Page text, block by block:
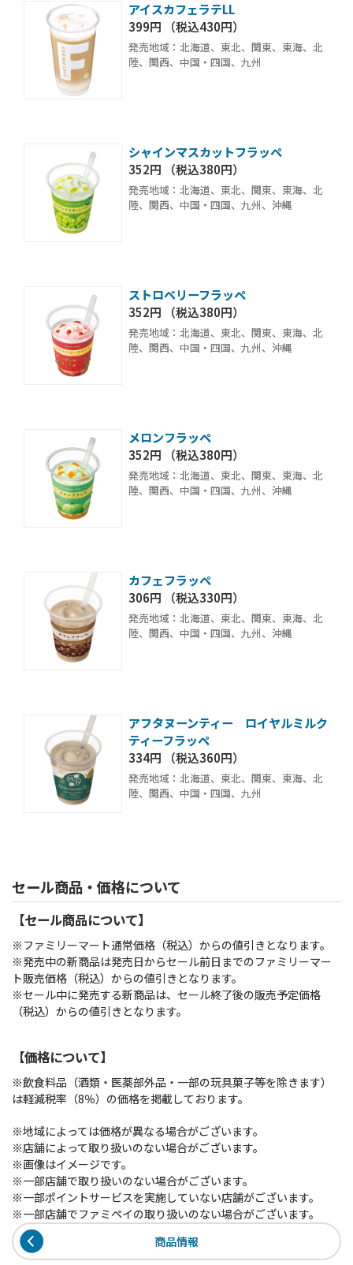
アイスカフェラテLL
399円 （税込430円）
発売地域：北海道、東北、関東、東海、北
陸、関西、中国・四国、九州
シャインマスカットフラッペ
352円 （税込380円）
発売地域：北海道、東北、関東、東海、北
陸、関西、中国・四国、九州、沖縄
ストロベリーフラッペ
352円 （税込380円）
発売地域：北海道、東北、関東、東海、北
陸、関西、中国・四国、九州、沖縄
メロンフラッペ
352円 （税込380円）
発売地域：北海道、東北、関東、東海、北
陸、関西、中国・四国、九州、沖縄
カフェフラッペ
306円 （税込330円）
発売地域：北海道、東北、関東、東海、北
陸、関西、中国・四国、九州、沖縄
アフタヌーンティー ロイヤルミルク
ティーフラッペ
334円 （税込360円）
発売地域：北海道、東北、関東、東海、北
陸、関西、中国・四国、九州
セール商品・価格について
【セール商品について】
※ファミリーマート通常価格（税込）からの値引きとなります。
※発売中の新商品は発売日からセール前日までのファミリーマー
ト販売価格（税込）からの値引きとなります。
※セール中に発売する新商品は、セール終了後の販売予定価格
（税込）からの値引きとなります。
【価格について】
※飲食料品（酒類・医薬部外品・一部の玩具菓子等を除きます）
は軽減税率（8％）の価格を掲載しております。
※地域によっては価格が異なる場合がございます。
※店舗によって取り扱いのない場合がございます。
※画像はイメージです。
※一部店舗で取り扱いのない場合がございます。
※一部ポイントサービスを実施していない店舗がございます。
※一部店舗でファミペイの取り扱いのない場合がございます。
商品情報